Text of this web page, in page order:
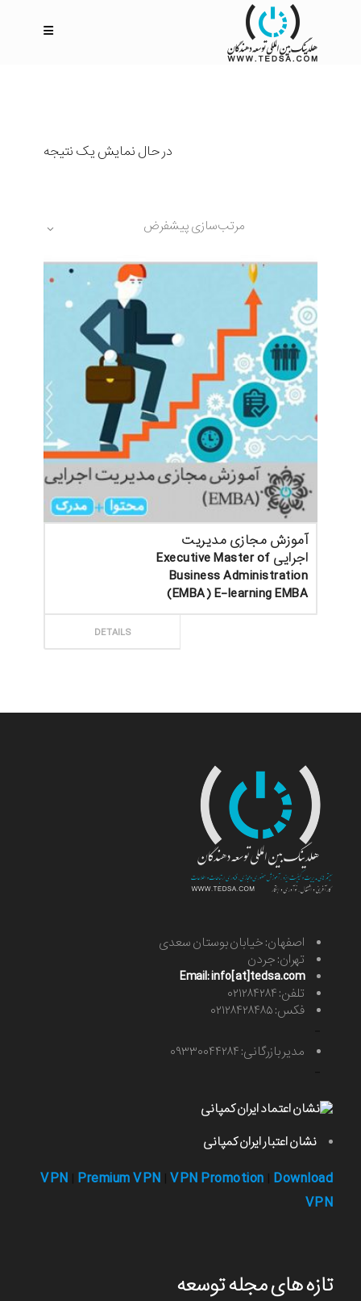
در حال نمایش یک نتیجه
مرتب‌سازی پیشفرض
آموزش مجازی مدیریت
اجرایی Executive Master of
Business Administration
(EMBA) E-learning EMBA
DETAILS
اصفهان: خیابان بوستان سعدی
تهران: جردن
Email: info[at]tedsa.com
تلفن: ۰۲۱۲۸۴۲۸۴
فکس: ۰۲۱۲۸۴۲۸۴۸۵
مدیر بازرگانی: ۰۹۳۳۰۰۴۴۲۸۴
نشان اعتبار ایران کمپانی
VPN Premium VPN VPN Promotion Download
VPN
تازه های مجله توسعه